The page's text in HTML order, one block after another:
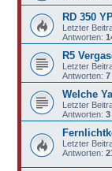
RD 350
Letzter
Antworten:
R5
Letzter
Antworten: 7
Welche
Letzter
Antworten: 3
Letzter
Antworten: